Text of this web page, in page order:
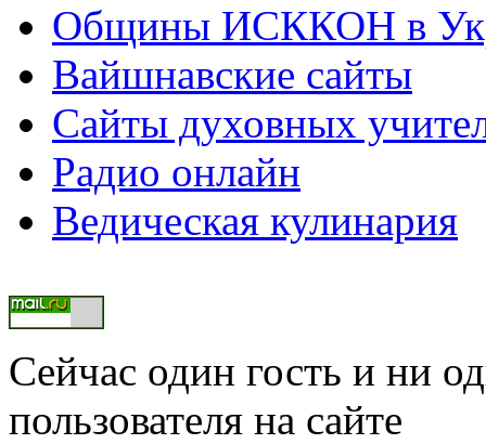
Общины ИСККОН в
Вайшнавские сайты
Сайты духовных
Радио онлайн
Ведическая кулинария
Сейчас один гость и ни
пользователя на сайте